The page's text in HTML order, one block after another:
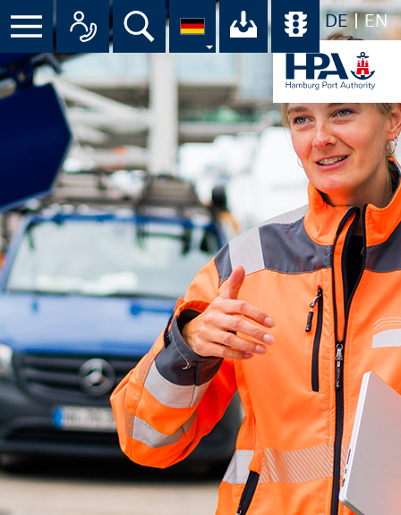
DE EN
Menü Alle Ansprechpartner im
Suche Ihr Download-